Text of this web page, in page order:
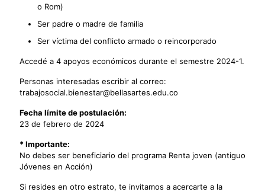
o Rom)
Ser padre o madre de familia
Ser víctima del conflicto armado o reincorporado
Accedé a 4 apoyos económicos durante el semestre 2024-1.
Personas interesadas escribir al correo:
trabajosocial.bienestar@bellasartes.edu.co
Fecha límite de postulación:
23 de febrero de 2024
* Importante:
No debes ser beneficiario del programa Renta joven (antiguo
Jóvenes en Acción)
Si resides en otro estrato, te invitamos a acercarte a la